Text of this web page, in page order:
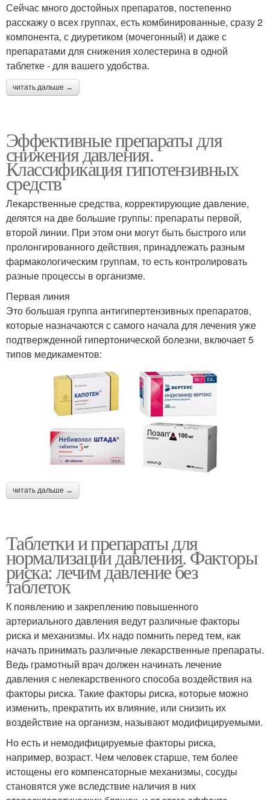
Сейчас много достойных препаратов, постепенно
расскажу о всех группах, есть комбинированные, сразу 2
компонента, с диуретиком (мочегонный) и даже с
препаратами для снижения холестерина в одной
таблетке - для вашего удобства.
читать дальше →
Эффективные препараты для
снижения давления.
Классификация гипотензивных
средств
Лекарственные средства, корректирующие давление,
делятся на две большие группы: препараты первой,
второй линии. При этом они могут быть быстрого или
пролонгированного действия, принадлежать разным
фармакологическим группам, то есть контролировать
разные процессы в организме.
Первая линия
Это большая группа антигипертензивных препаратов,
которые назначаются с самого начала для лечения уже
подтвержденной гипертонической болезни, включает 5
типов медикаментов:
читать дальше →
Таблетки и препараты для
нормализации давления. Факторы
риска: лечим давление без
таблеток
К появлению и закреплению повышенного
артериального давления ведут различные факторы
риска и механизмы. Их надо помнить перед тем, как
начать принимать различные лекарственные препараты.
Ведь грамотный врач должен начинать лечение
давления с нелекарственного способа воздействия на
факторы риска. Такие факторы риска, которые можно
изменить, прекратить их влияние, или снизить их
воздействие на организм, называют модифицируемыми.
Но есть и немодифицируемые факторы риска,
например, возраст. Чем человек старше, тем более
истощены его компенсаторные механизмы, сосуды
становятся уже вследствие наличия в них